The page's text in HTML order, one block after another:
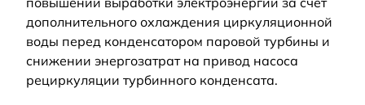
дополнительного охлаждения циркуляционной
воды перед конденсатором паровой турбины и
снижении энергозатрат на привод насоса
рециркуляции турбинного конденсата.